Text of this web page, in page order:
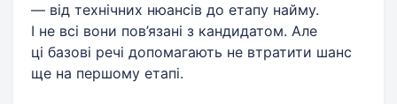
— від технічних нюансів до етапу найму.
І не всі вони пов’язані з кандидатом. Але
ці базові речі допомагають не втратити шанс
ще на першому етапі.